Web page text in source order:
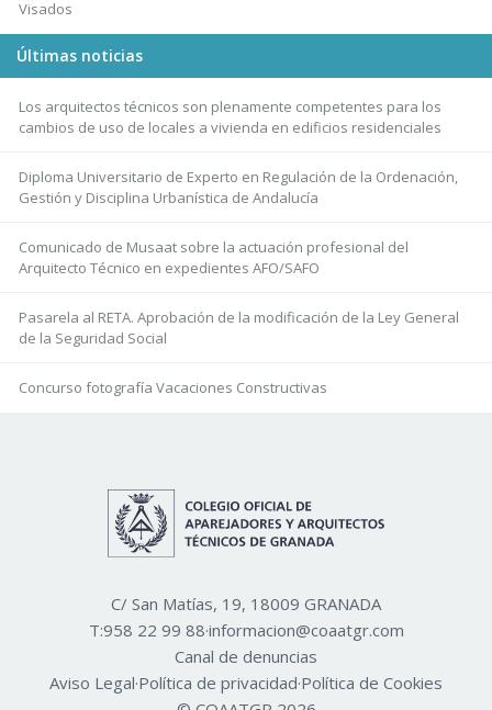
Visados
Últimas noticias
Los arquitectos técnicos son plenamente competentes para los
cambios de uso de locales a vivienda en edificios residenciales
Diploma Universitario de Experto en Regulación de la Ordenación,
Gestión y Disciplina Urbanística de Andalucía
Comunicado de Musaat sobre la actuación profesional del
Arquitecto Técnico en expedientes AFO/SAFO
Pasarela al RETA. Aprobación de la modificación de la Ley General
de la Seguridad Social
Concurso fotografía Vacaciones Constructivas
C/ San Matías, 19, 18009 GRANADA
T:958 22 99 88·informacion@coaatgr.com
Canal de denuncias
Aviso Legal·Política de privacidad·Política de Cookies